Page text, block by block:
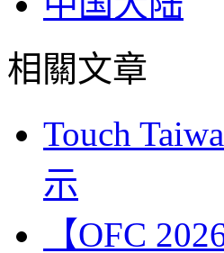
相關文章
Touch
示
【OFC